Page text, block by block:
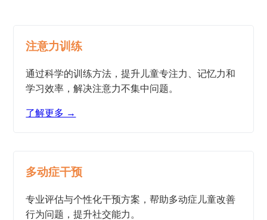
注意力训练
通过科学的训练方法，提升儿童专注力、记忆力和
学习效率，解决注意力不集中问题。
了解更多 →
多动症干预
专业评估与个性化干预方案，帮助多动症儿童改善
行为问题，提升社交能力。